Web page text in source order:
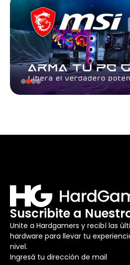
Suscribite a
Unite a Hardgamers y recibí las
hardware para llevar tu
nivel.